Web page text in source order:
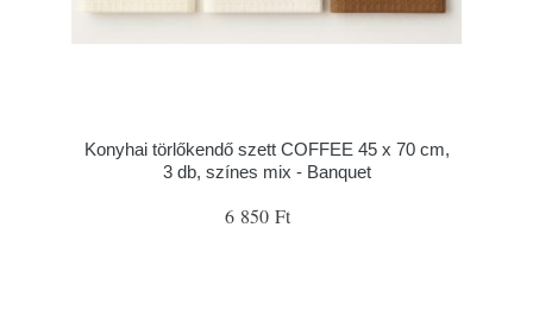
Konyhai törlőkendő szett COFFEE 45 x 70 cm,
3 db, színes mix - Banquet
6 850 Ft